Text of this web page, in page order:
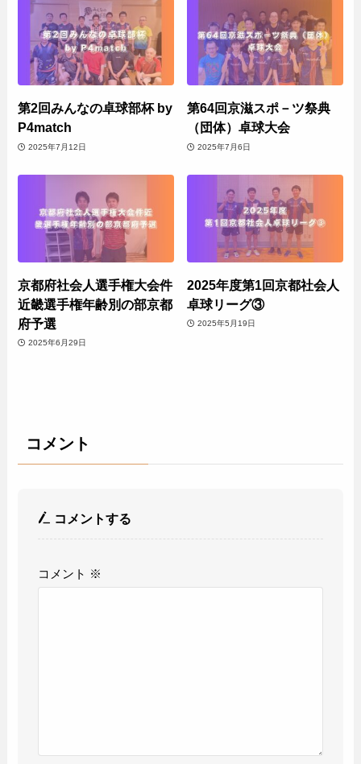
第2回みんなの卓球部杯 by
P4match
2025年7月12日
第64回京滋スポ－ツ祭典
（団体）卓球大会
2025年7月6日
京都府社会人選手権大会件
近畿選手権年齢別の部京都
府予選
2025年6月29日
2025年度第1回京都社会人
卓球リーグ③
2025年5月19日
コメント
コメントする
コメント ※